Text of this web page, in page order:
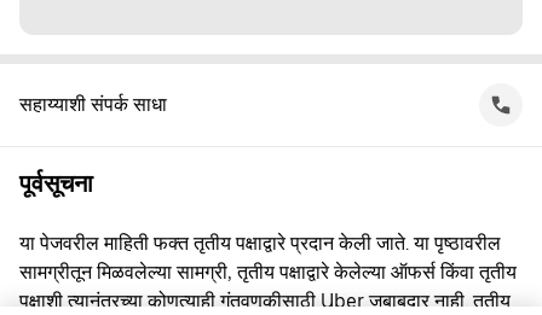
सहाय्याशी संपर्क साधा
पूर्वसूचना
या पेजवरील माहिती फक्त तृतीय पक्षाद्वारे प्रदान केली जाते. या पृष्ठावरील
सामग्रीतून मिळवलेल्या सामग्री, तृतीय पक्षाद्वारे केलेल्या ऑफर्स किंवा तृतीय
पक्षाशी त्यानंतरच्या कोणत्याही गुंतवणूकीसाठी Uber जबाबदार नाही. तृतीय